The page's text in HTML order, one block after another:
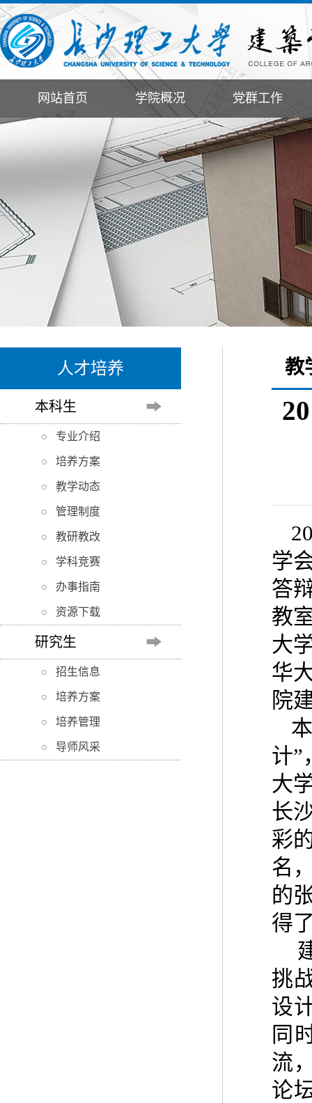
网站首页 学院概况 党群工作
人才培养
本科生
专业介绍
培养方案
教学动态
管理制度
教研教改
学科竞赛
办事指南
资源下载
研究生
招生信息
培养方案
培养管理
导师风采
教
学
答
教
大
华
院
计”
大
长
彩
名
的
得
挑
设
同
流
论